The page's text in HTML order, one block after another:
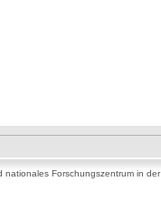
Forschungszentrum in